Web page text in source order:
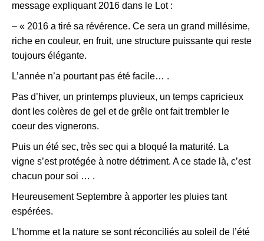
message expliquant 2016 dans le Lot :
– « 2016 a tiré sa révérence. Ce sera un grand millésime,
riche en couleur, en fruit, une structure puissante qui reste
toujours élégante.
L’année n’a pourtant pas été facile… .
Pas d’hiver, un printemps pluvieux, un temps capricieux
dont les colères de gel et de grêle ont fait trembler le
coeur des vignerons.
Puis un été sec, très sec qui a bloqué la maturité. La
vigne s’est protégée à notre détriment. A ce stade là, c’est
chacun pour soi … .
Heureusement Septembre à apporter les pluies tant
espérées.
L’homme et la nature se sont réconciliés au soleil de l’été